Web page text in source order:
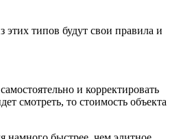
типов будут свои правила и
и корректировать
смотреть, то стоимость объекта